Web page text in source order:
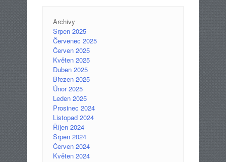
Archivy
Srpen 2025
Červenec 2025
Červen 2025
Květen 2025
Duben 2025
Březen 2025
Únor 2025
Leden 2025
Prosinec 2024
Listopad 2024
Říjen 2024
Srpen 2024
Červen 2024
Květen 2024